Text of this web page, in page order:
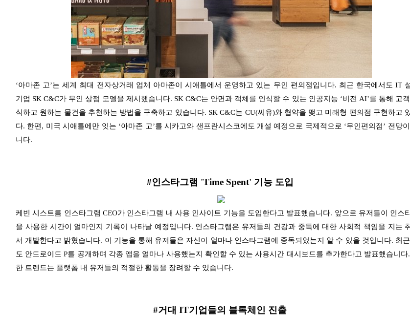
‘아마존 고’는 세계 최대 전자상거래 업체 아마존이 시애틀에서 운영하고 있는 무인 편의점입니다. 최근 한국에서도 IT
기업 SK C&C가 무인 상점 모델을 제시했습니다. SK C&C는 안면과 객체를 인식할 수 있는 인공지능 ‘비전 AI’를 통해 고
식하고 원하는 물건을 추천하는 방법을 구축하고 있습니다. SK C&C는 CU(씨유)와 협약을 맺고 미래형 편의점 구현하고
다. 한편, 미국 시애틀에만 잇는 ‘아마존 고’를 시카고와 샌프란시스코에도 개설 예정으로 국제적으로 ‘무인편의점’ 전망
니다.
#인스타그램 'Time Spent' 기능 도입
케빈 시스트롬 인스타그램 CEO가 인스타그램 내 사용 인사이트 기능을 도입한다고 발표했습니다. 앞으로 유저들이 인스
을 사용한 시간이 얼마인지 기록이 나타날 예정입니다. 인스타그램은 유저들의 건강과 중독에 대한 사회적 책임을 지는
서 개발한다고 밝혔습니다. 이 기능을 통해 유저들은 자신이 얼마나 인스타그램에 중독되었는지 알 수 있을 것입니다. 최
도 안드로이드 P를 공개하며 각종 앱을 얼마나 사용했는지 확인할 수 있는 사용시간 대시보드를 추가한다고 발표했습니다
한 트렌드는 플랫폼 내 유저들의 적절한 활동을 장려할 수 있습니다.
#거대 IT기업들의 블록체인 진출